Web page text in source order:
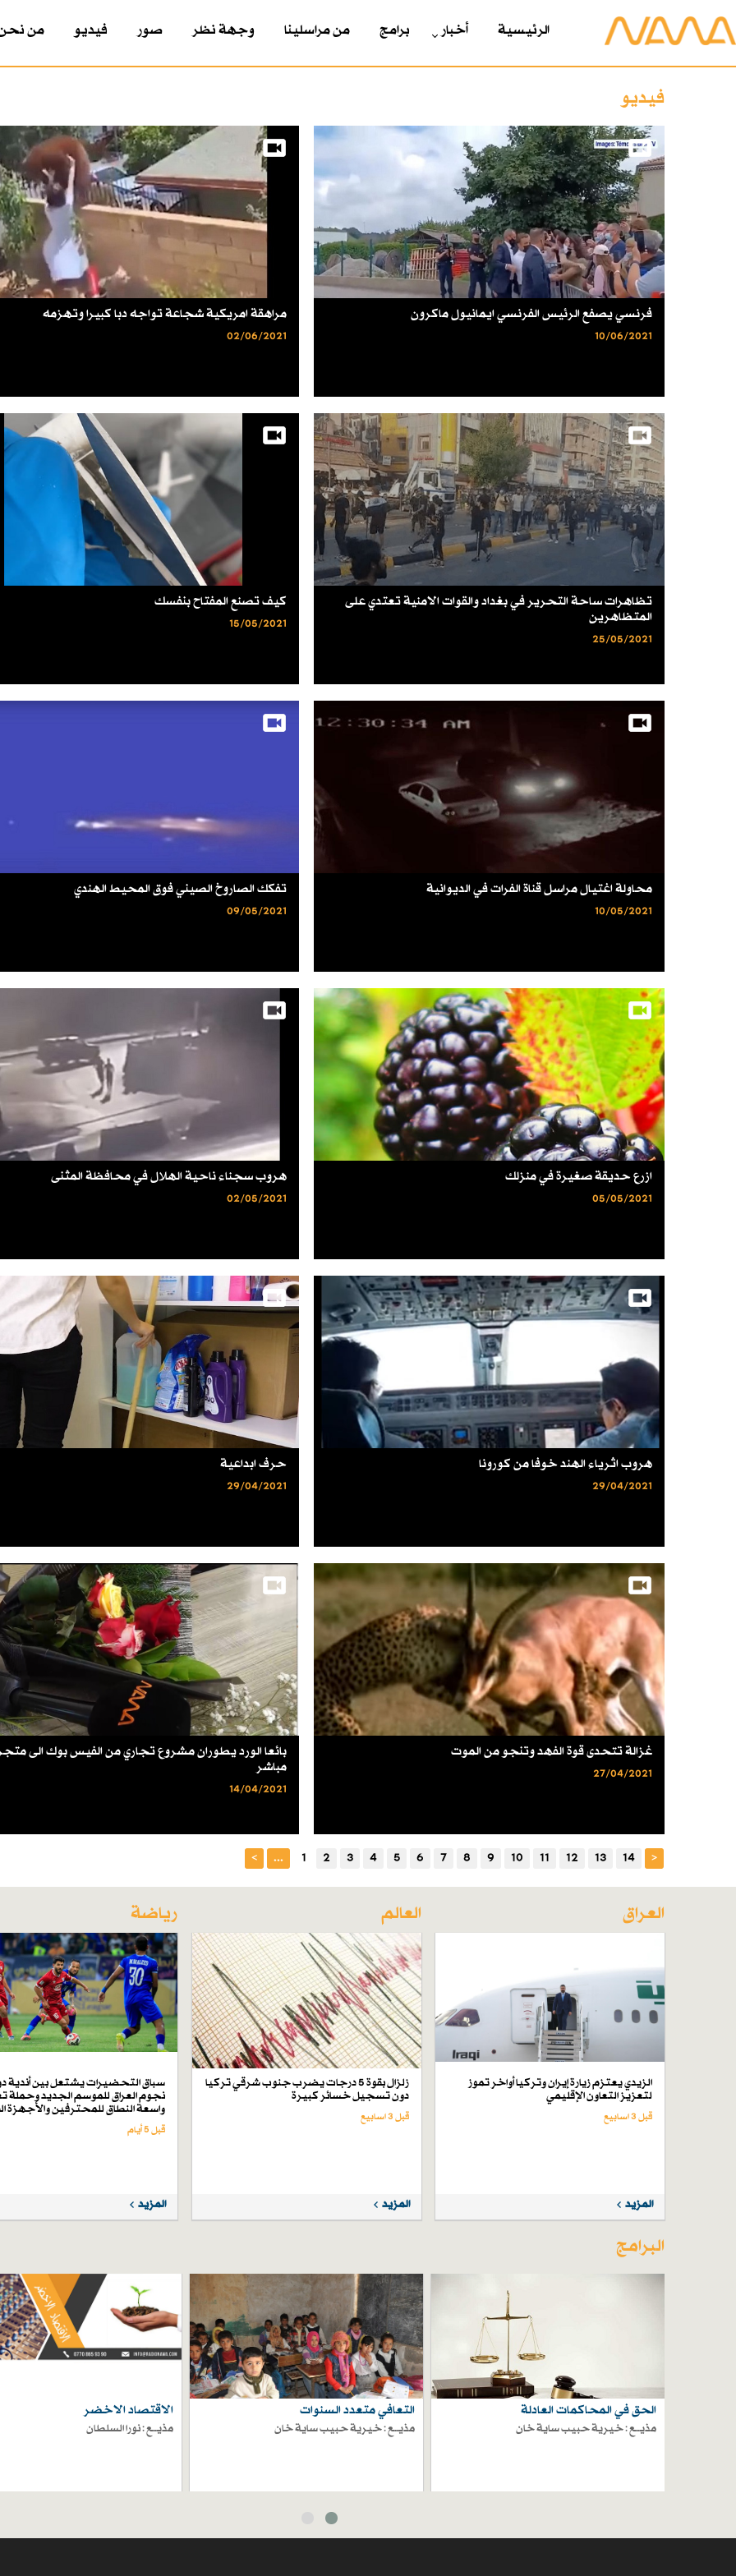
الرئیسیة أخبار برامج من مراسلينا وجهة نظر صور فيديو من
فيديو
فرنسي يصفع الرئيس الفرنسي ايمانيول ماكرون
10/06/2021
مراهقة امريكية شجاعة تواجه دبا كبيرا وتهزمه
02/06/2021
تظاهرات ساحة التحرير في بغداد والقوات الامنية تعتدي على
المتظاهرين
25/05/2021
كيف تصنع المفتاح بنفسك
15/05/2021
محاولة اغتيال مراسل قناة الفرات في الديوانية
10/05/2021
تفكك الصاروخ الصيني فوق المحيط الهندي
09/05/2021
ازرع حديقة صغيرة في منزلك
05/05/2021
هروب سجناء ناحية الهلال في محافظة المثنى
02/05/2021
هروب اثرياء الهند خوفا من كورونا
29/04/2021
حرف ابداعية
29/04/2021
غزالة تتحدى قوة الفهد وتنجو من الموت
27/04/2021
بائعا الورد يطوران مشروع تجاري من الفيس بوك الى
مباشر
14/04/2021
<
1 2 3 4 5 6 7 8 9 10 11 12 13 14
...
>
العراق
الزيدي يعتزم زيارة إيران وتركيا أواخر تموز
لتعزيز التعاون الإقليمي
قبل 3 اسابیع
المزيد
العالم
زلزال بقوة 5 درجات يضرب جنوب شرقي تركيا
دون تسجيل خسائر كبيرة
قبل 3 اسابیع
المزيد
رياضة
سباق التحضيرات يشتعل بين أندية
نجوم العراق للموسم الجديد وحملة
واسعة النطاق للمحترفين والأجهزة
قبل 5 أيام
المزيد
البرامج
الحق في المحاكمات العادلة
مذيـــع : خيرية حبيب ساية خان
التعافي متعدد السنوات
مذيـــع : خيرية حبيب ساية خان
الاقتصاد الاخضر
مذيـــع : نورا السلطان